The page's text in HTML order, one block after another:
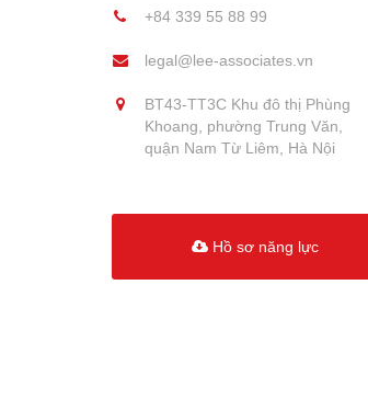
+84 339 55 88 99
legal@lee-associates.vn
BT43-TT3C Khu đô thị Phùng
Khoang, phường Trung Văn,
quận Nam Từ Liêm, Hà Nội
Hồ sơ năng lực